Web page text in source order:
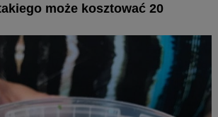
może kosztować 20